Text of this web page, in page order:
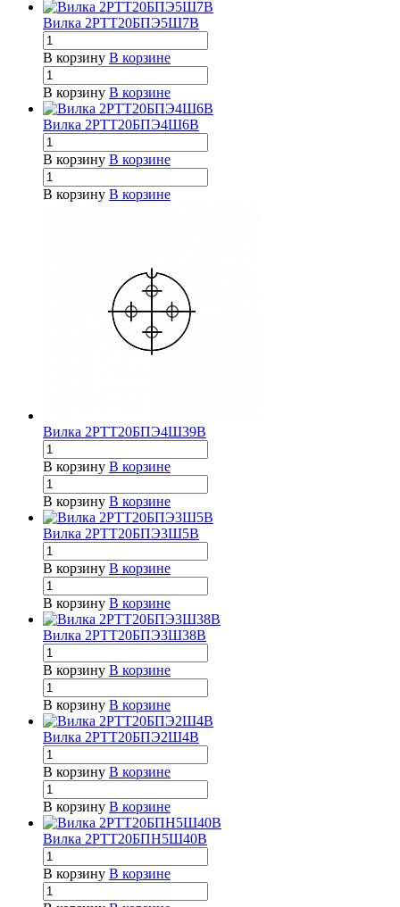
Вилка 2РТТ20БПЭ5Ш7В
В корзину В корзине
В корзину В корзине
Вилка 2РТТ20БПЭ4Ш6В
В корзину В корзине
В корзину В корзине
Вилка 2РТТ20БПЭ4Ш39В
В корзину В корзине
В корзину В корзине
Вилка 2РТТ20БПЭ3Ш5В
В корзину В корзине
В корзину В корзине
Вилка 2РТТ20БПЭ3Ш38В
В корзину В корзине
В корзину В корзине
Вилка 2РТТ20БПЭ2Ш4В
В корзину В корзине
В корзину В корзине
Вилка 2РТТ20БПН5Ш40В
В корзину В корзине